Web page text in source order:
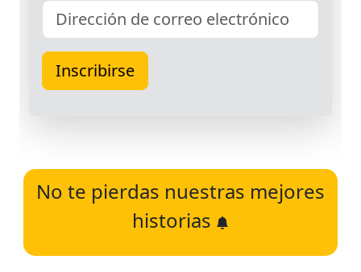
No te pierdas nuestras mejores
historias